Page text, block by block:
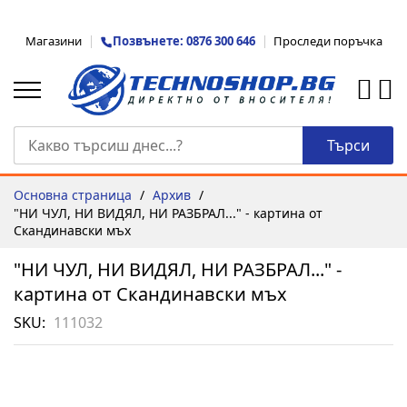
към
съдържанието
Магазини Позвънете: 0876 300 646 Проследи поръчка
Търси
Основна страница
Архив
"НИ ЧУЛ, НИ ВИДЯЛ, НИ РАЗБРАЛ..." - картина от
Скандинавски мъх
"НИ ЧУЛ, НИ ВИДЯЛ, НИ РАЗБРАЛ..." -
картина от Скандинавски мъх
SKU 111032